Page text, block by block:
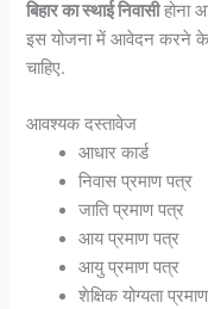
बिहार का स्थाई निवासीहोना
इस योजना में आवेदन करने
चाहिए.
आवश्यक दस्तावेज
आधार कार्ड
निवास प्रमाण पत्र
जाति प्रमाण पत्र
आय प्रमाण पत्र
आयु प्रमाण पत्र
शेक्षिक योग्यता